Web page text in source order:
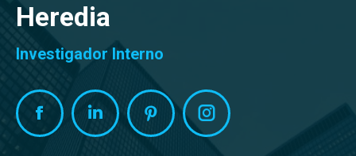
Heredia
Investigador Interno
FacebookLinkedinPinterestInstagram